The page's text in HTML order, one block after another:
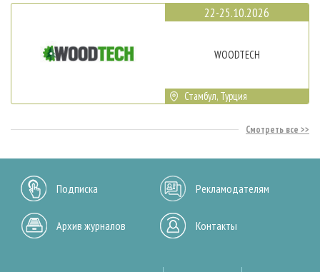
22-25.10.2026
WOODTECH
Стамбул, Турция
Смотреть все
Подписка Рекламодателям
Архив журналов Контакты